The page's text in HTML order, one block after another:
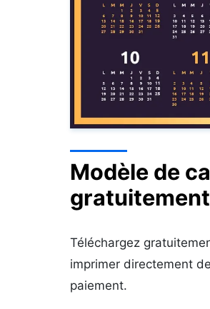
Modèle de
gratuitement
Téléchargez
imprimer directement
paiement.